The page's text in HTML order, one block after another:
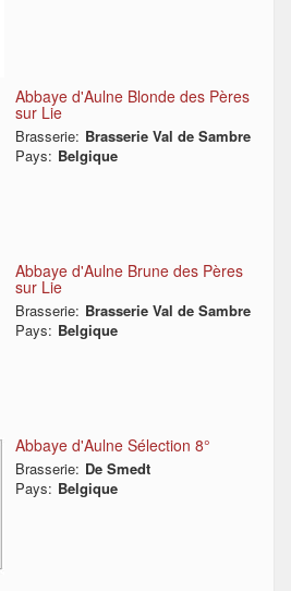
Abbaye d'Aulne Blonde des Pères
sur Lie
Brasserie: Brasserie Val de Sambre
Pays: Belgique
Abbaye d'Aulne Brune des Pères
sur Lie
Brasserie: Brasserie Val de Sambre
Pays: Belgique
Abbaye d'Aulne Sélection 8°
Brasserie: De Smedt
Pays: Belgique